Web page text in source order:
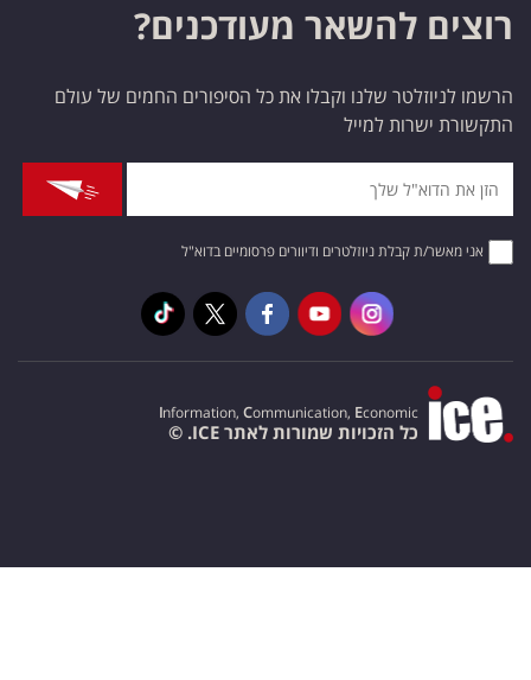
רוצים להשאר מעודכנים?
הרשמו לניוזלטר שלנו וקבלו את כל הסיפורים החמים של עולם
התקשורת ישרות למייל
אני מאשר/ת קבלת ניוזלטרים ודיוורים פרסומיים בדוא"ל
Information, Communication, Economic
כל הזכויות שמורות לאתר ICE. ©